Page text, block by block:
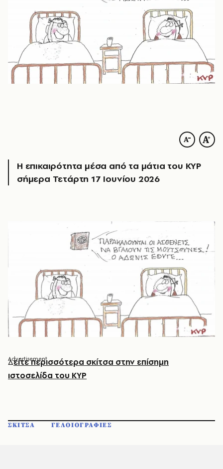
Η επικαιρότητα μέσα από τα μάτια του ΚΥΡ
σήμερα Τετάρτη 17 Ιουνίου 2026
Δείτε περισσότερα σκίτσα στην επίσημη
ιστοσελίδα του ΚΥΡ
ΣΚΙΤΣΑ ΓΕΛΟΙΟΓΡΑΦΙΕΣ